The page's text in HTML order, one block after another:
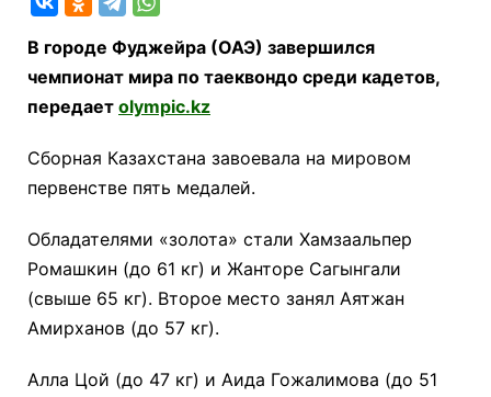
В городе Фуджейра (ОАЭ) завершился
чемпионат мира по таеквондо среди кадетов,
передает olympic.kz
Сборная Казахстана завоевала на мировом
первенстве пять медалей.
Обладателями «золота» стали Хамзаальпер
Ромашкин (до 61 кг) и Жанторе Сагынгали
(свыше 65 кг). Второе место занял Аятжан
Амирханов (до 57 кг).
Алла Цой (до 47 кг) и Аида Гожалимова (до 51